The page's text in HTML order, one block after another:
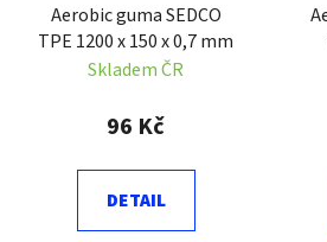
Aerobic guma SEDCO
TPE 1200 x 150 x 0,7 mm
Skladem ČR
96 Kč
DETAIL